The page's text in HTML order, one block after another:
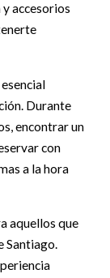
accesorios
Durante
encontrar un
con
a la hora
aquellos que
Santiago.